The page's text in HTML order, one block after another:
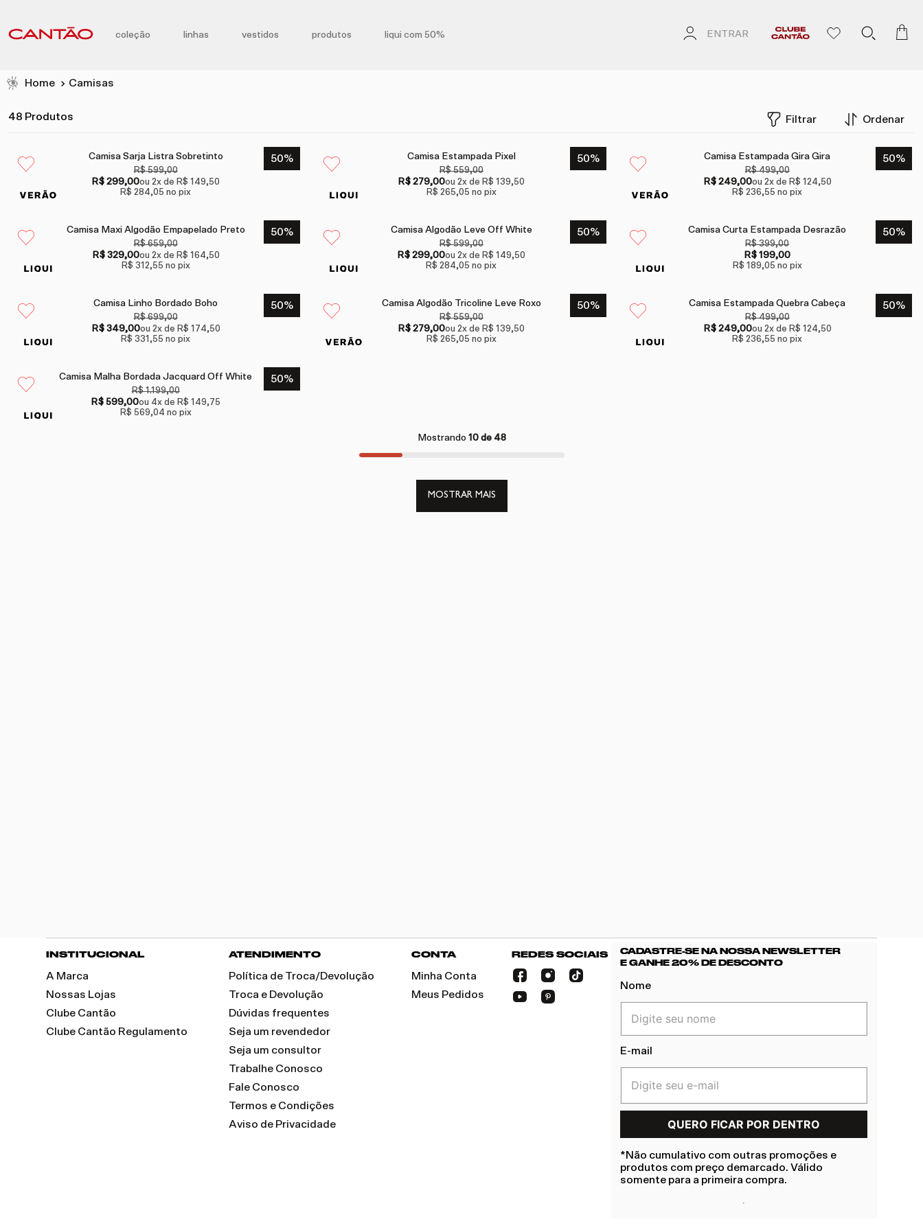
coleção linhas vestidos produtos liqui com 50% ENTRAR
Camisas
48 Produtos Filtrar Ordenar
50%
Camisa Sarja Listra Sobretinto
R$ 599,00
R$ 299,00ou2x de R$ 149,50
R$ 284,05 no pix
50%
Camisa Estampada Pixel
R$ 559,00
R$ 279,00ou2x de R$ 139,50
R$ 265,05 no pix
50%
Camisa Estampada Gira Gira
R$ 499,00
R$ 249,00ou 2x de R$ 124,50
R$ 236,55 no pix
50%
Camisa Maxi Algodão Empapelado Preto
R$ 659,00
R$ 329,00ou 2x de R$ 164,50
R$ 312,55 no pix
50%
Camisa Algodão Leve Off White
R$ 599,00
R$ 299,00ou2x de R$ 149,50
R$ 284,05 no pix
50%
Camisa Curta Estampada Desrazão
R$ 399,00
R$ 199,00
R$ 189,05 no pix
50%
Camisa Linho Bordado Boho
R$ 699,00
R$ 349,00ou 2x de R$ 174,50
R$ 331,55 no pix
50%
Camisa Algodão Tricoline Leve Roxo
R$ 559,00
R$ 279,00ou2x de R$ 139,50
R$ 265,05 no pix
50%
Camisa Estampada Quebra Cabeça
R$ 499,00
R$ 249,00ou 2x de R$ 124,50
R$ 236,55 no pix
50%
Camisa Malha Bordada Jacquard Off White
R$ 1.199,00
R$ 599,00ou 4x de R$ 149,75
R$ 569,04 no pix
Mostrando 10 de 48
MOSTRAR MAIS
INSTITUCIONAL
A Marca
Nossas Lojas
Clube Cantão
Clube Cantão Regulamento
ATENDIMENTO
Política de Troca/Devolução
Troca e Devolução
Dúvidas frequentes
Seja um revendedor
Seja um consultor
Trabalhe Conosco
Fale Conosco
Termos e Condições
Aviso de Privacidade
CONTA
Minha Conta
Meus Pedidos
REDES SOCIAIS
CADASTRE-SE NA NOSSA NEWSLETTER
E GANHE 20% DE DESCONTO
Nome
E-mail
*Não cumulativo com outras promoções e
produtos com preço demarcado. Válido
somente para a primeira compra.